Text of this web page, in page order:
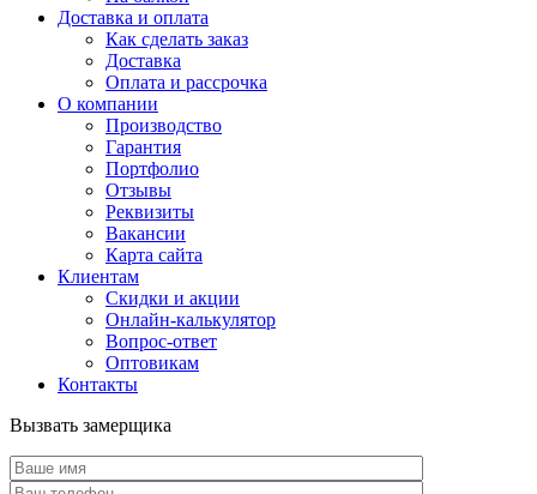
Доставка и оплата
Как сделать заказ
Доставка
Оплата и рассрочка
О компании
Производство
Гарантия
Портфолио
Отзывы
Реквизиты
Вакансии
Карта сайта
Клиентам
Скидки и акции
Онлайн-калькулятор
Вопрос-ответ
Оптовикам
Контакты
Вызвать замерщика